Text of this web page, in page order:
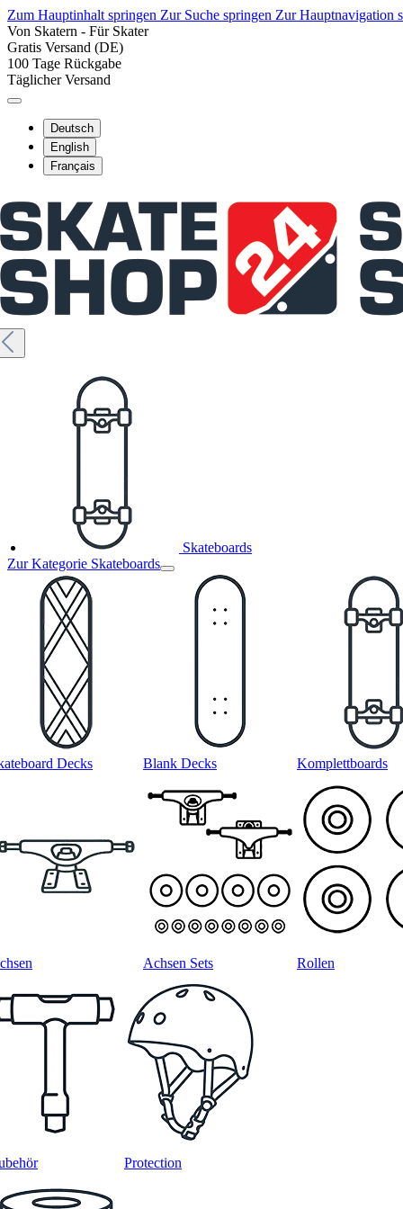
Zum Hauptinhalt springen Zur Suche springen Zur Hauptnavigation
Von Skatern - Für Skater
Gratis Versand (DE)
100 Tage Rückgabe
Täglicher Versand
Deutsch
English
Français
Skateboards
Zur Kategorie Skateboards
Decks Blank Decks Komplettboards
Achsen Sets Rollen
Protection